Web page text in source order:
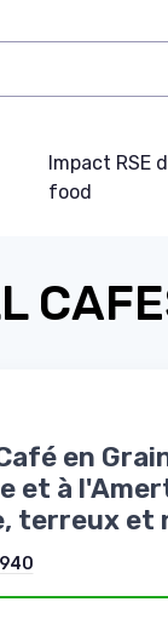
Impact RSE
food
en
et à
terreux et